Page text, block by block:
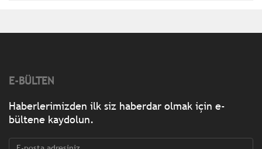
E-BÜLTEN
Haberlerimizden ilk siz haberdar olmak için e-
bültene kaydolun.